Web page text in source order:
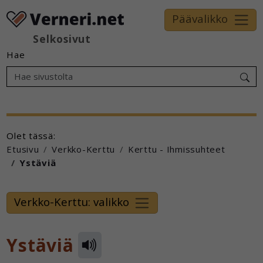
Selkosivut
Päävalikko
Hae
Olet tässä:
Etusivu
Verkko-Kerttu
Kerttu - Ihmissuhteet
Ystäviä
Verkko-Kerttu: valikko
Ystäviä